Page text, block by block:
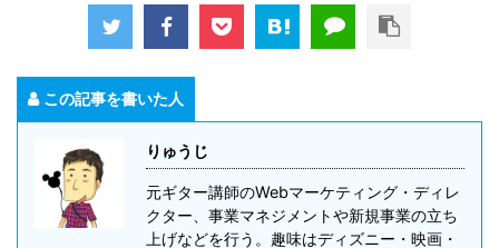
この記事を書いた人
りゅうじ
元ギター講師のWebマーケティング・ディレ
クター、事業マネジメントや新規事業の立ち
上げなどを行う。趣味はディズニー・映画・